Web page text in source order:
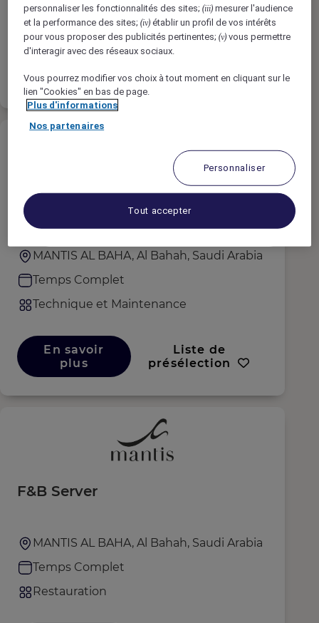
Sales & Marketing
plus
présélection
Landscape Supervisor
MANTIS AL BAHA, Al Bahah, Saudi Arabia
Temps Complet
Technique et Maintenance
En savoir
plus
Liste de
présélection
F&B Server
MANTIS AL BAHA, Al Bahah, Saudi Arabia
Temps Complet
Restauration
personnaliser les fonctionnalités des sites;(iii) mesurer l'audience
et la performance des sites;(iv) établir un profil de vos intérêts
pour vous proposer des publicités pertinentes;(v) vous permettre
d'interagir avec des réseaux sociaux.
Vous pourrez modifier vos choix à tout moment en cliquant sur le
lien "Cookies" en bas de page.
Plus d'informations
Nos partenaires
Personnaliser
Tout accepter